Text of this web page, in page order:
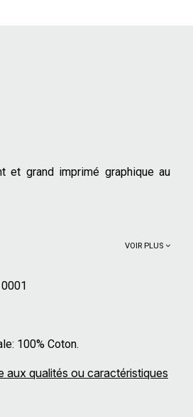
et grand imprimé graphique au
VOIR PLUS
100% Coton.
aux qualités ou caractéristiques